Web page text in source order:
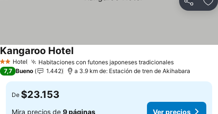
Compartir
2 Estrellas
Hotel Habitaciones con futones japoneses tradicionales
Kangaroo Hotel
7,7 Bueno 1.442 a 3.9 km de: Estación de tren de Akihabara
De $23.153
Mira precios de 9 páginas Ver precios